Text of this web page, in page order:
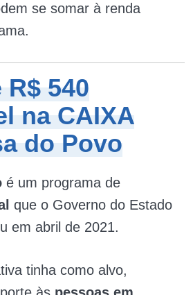
se somar à renda
R$ 540
na CAIXA
do Povo
é um programa de
que o Governo do Estado
em abril de 2021.
tinha como alvo,